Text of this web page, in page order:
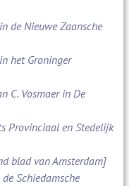
de Nieuwe Zaansche
het Groninger
C. Vosmaer in De
Provinciaal en Stedelijk
blad van Amsterdam]
Schiedamsche